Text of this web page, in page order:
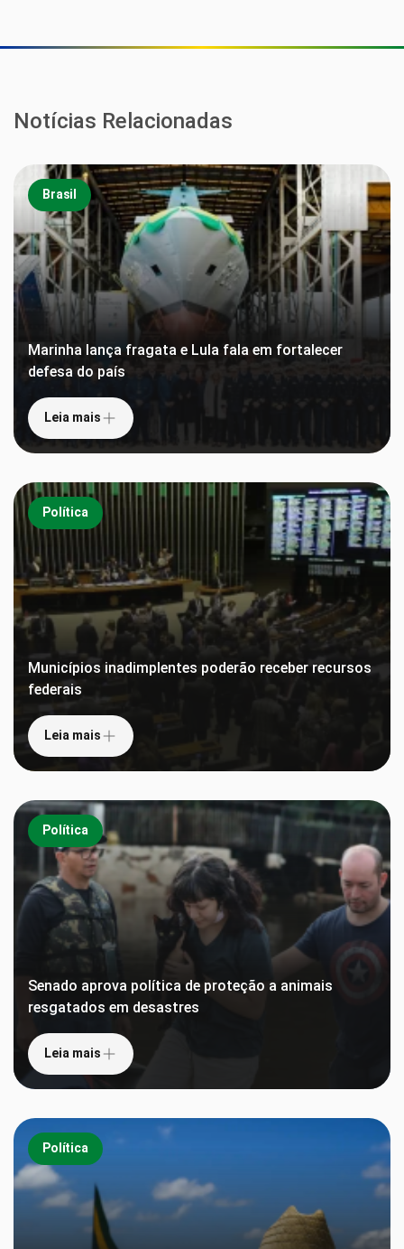
Notícias Relacionadas
Brasil
Marinha lança fragata e Lula fala em fortalecer
defesa do país
Leia mais
Política
Municípios inadimplentes poderão receber recursos
federais
Leia mais
Política
Senado aprova política de proteção a animais
resgatados em desastres
Leia mais
Política